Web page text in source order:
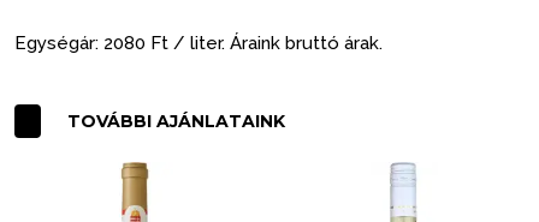
Egységár: 2080 Ft / liter. Áraink bruttó árak.
TOVÁBBI AJÁNLATAINK